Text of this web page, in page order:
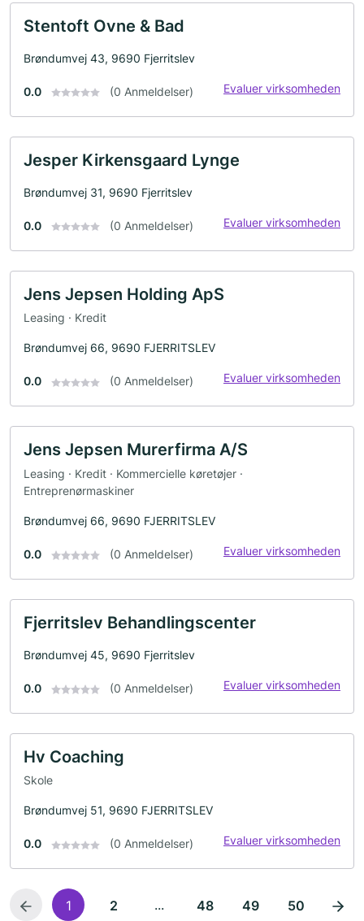
Stentoft Ovne & Bad
Brøndumvej 43, 9690 Fjerritslev
0.0 (0 Anmeldelser) Evaluer virksomheden
Jesper Kirkensgaard Lynge
Brøndumvej 31, 9690 Fjerritslev
0.0 (0 Anmeldelser) Evaluer virksomheden
Jens Jepsen Holding ApS
Leasing · Kredit
Brøndumvej 66, 9690 FJERRITSLEV
0.0 (0 Anmeldelser) Evaluer virksomheden
Jens Jepsen Murerfirma A/S
Leasing · Kredit · Kommercielle køretøjer ·
Entreprenørmaskiner
Brøndumvej 66, 9690 FJERRITSLEV
0.0 (0 Anmeldelser) Evaluer virksomheden
Fjerritslev Behandlingscenter
Brøndumvej 45, 9690 Fjerritslev
0.0 (0 Anmeldelser) Evaluer virksomheden
Hv Coaching
Skole
Brøndumvej 51, 9690 FJERRITSLEV
0.0 (0 Anmeldelser) Evaluer virksomheden
1 2 ... 48 49 50